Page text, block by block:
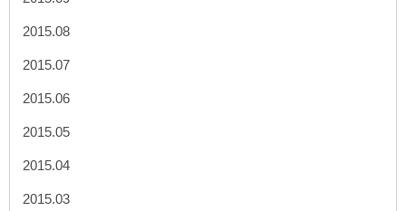
2015.08
2015.07
2015.06
2015.05
2015.04
2015.03